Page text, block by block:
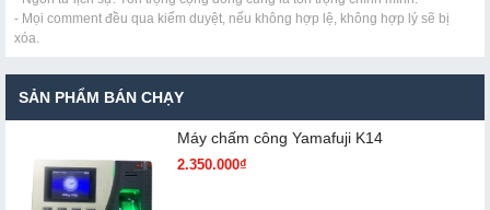
- Mọi comment đều qua kiểm duyệt, nếu không hợp lệ, không hợp lý sẽ bị
xóa.
SẢN PHẨM BÁN CHẠY
Máy chấm cô​ng Yamafuji K14
2.350.000₫